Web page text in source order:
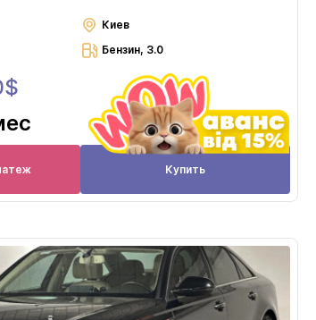
Киев
Бензин, 3.0
Купить